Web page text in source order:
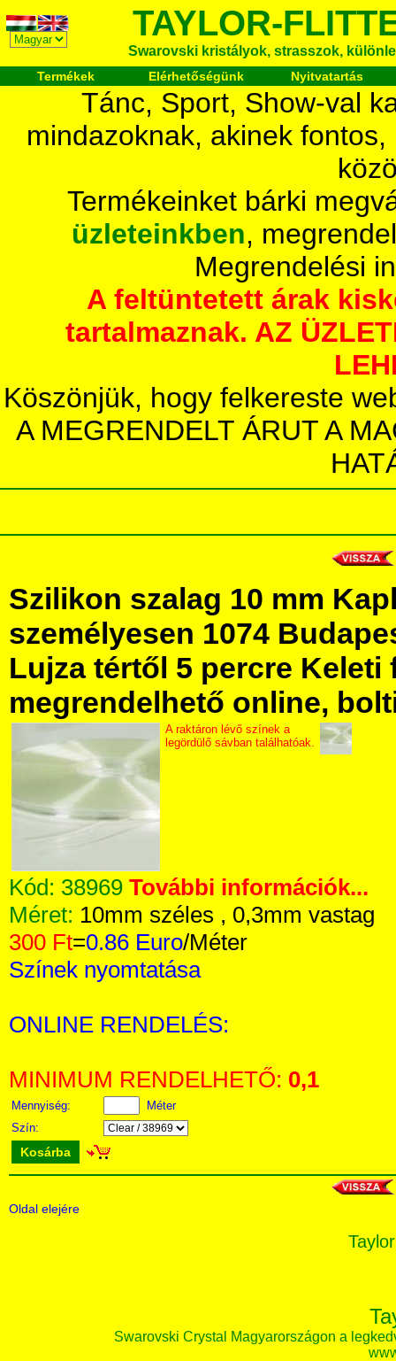
TAYLOR-
Swarovski kristályok, strasszok,
Termékek Elérhetőségünk Nyitvatartás
Tánc, Sport, Show-val
mindazoknak, akinek
Termékeinket bárki
üzleteinkben,
Megrendelési
A feltüntetett árak
tartalmaznak. AZ
Köszönjük, hogy felkereste
A MEGRENDELT ÁRUT A
Szilikon szalag 10 mm
személyesen 1074
Lujza tértől 5 percre Keleti
megrendelhető online,
A raktáron lévő színek a
legördülő sávban találhatóak.
Kód: 38969 További információk...
Méret: 10mm széles , 0,3mm vastag
300 Ft=0.86 Euro/Méter
Színek nyomtatása
ONLINE RENDELÉS:
MINIMUM RENDELHETŐ: 0,1
Mennyiség:
Méter
Szín:
Kosárba
Oldal elejére
Swarovski Crystal Magyarországon a